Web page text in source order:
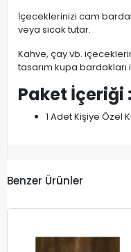
İçeceklerinizi cam
veya sıcak tutar.
Kahve, çay vb.
tasarım kupa bardakları
Paket İçeriği :
1 Adet Kişiye Özel
Benzer Ürünler